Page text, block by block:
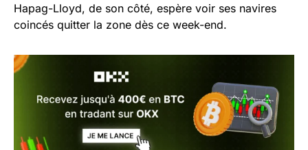
Hapag-Lloyd, de son côté, espère voir ses navires
coincés quitter la zone dès ce week-end.